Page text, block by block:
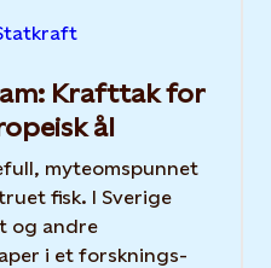
Krafttak for
ål
myteomspunnet
fisk. I Sverige
og andre
i et forsknings-